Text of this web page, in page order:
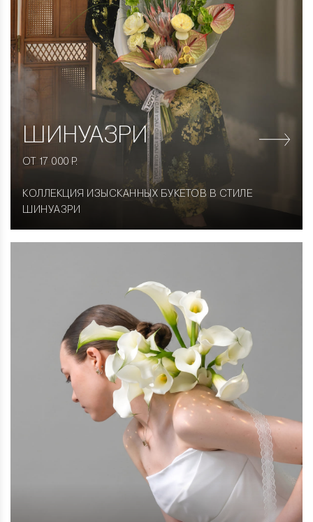
ШИНУАЗРИ
ОТ 17 000 Р.
КОЛЛЕКЦИЯ ИЗЫСКАННЫХ БУКЕТОВ В СТИЛЕ
ШИНУАЗРИ